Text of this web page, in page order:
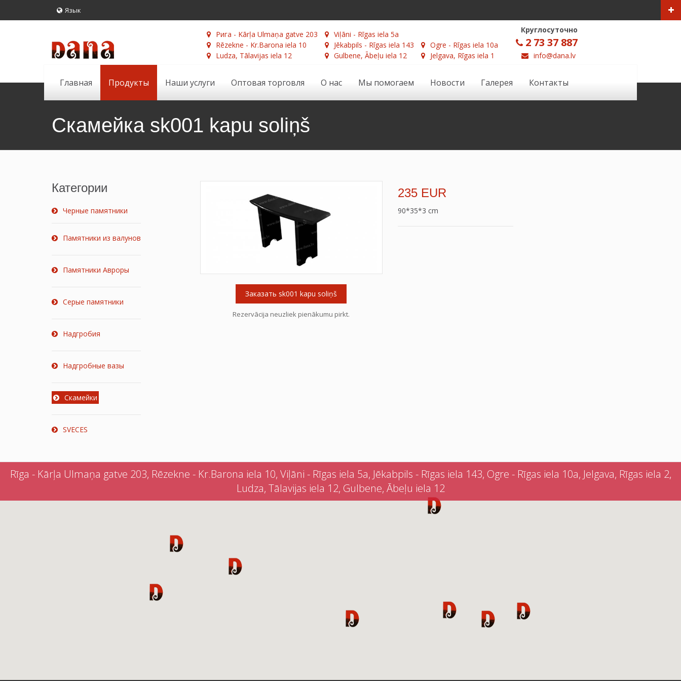
Язык
Рига - Kārļa Ulmaņa gatve 203
Rēzekne - Kr.Barona iela 10
Ludza, Tālavijas iela 12
Viļāni - Rīgas iela 5a
Jēkabpils - Rīgas iela 143
Gulbene, Ābeļu iela 12
Ogre - Rīgas iela 10a
Jelgava, Rīgas iela 1
Круглосуточно
2 73 37 887
info@dana.lv
Главная Продукты Наши услуги Оптовая торговля О нас Мы помогаем Новости Галерея Контакты
Скамейка sk001 kapu soliņš
Категории
Черные памятники
Памятники из валунов
Памятники Авроры
Серые памятники
Надгробия
Надгробные вазы
Скамейки
SVECES
Заказать sk001 kapu soliņš
Rezervācija neuzliek pienākumu pirkt.
235 EUR
90*35*3 cm
Rīga - Kārļa Ulmaņa gatve 203, Rēzekne - Kr.Barona iela 10, Viļāni - Rīgas iela 5a, Jēkabpils - Rīgas iela 143, Ogre - Rīgas iela 10a, Jelgava, Rīgas iela 2,
Ludza, Tālavijas iela 12, Gulbene, Ābeļu iela 12